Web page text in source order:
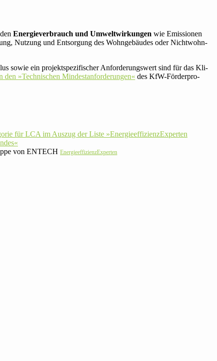
Ener­gie­ver­brauch und Umwelt­wir­kungen wie Emis­sionen
Nutzung und Ent­sor­gung des Wohn­ge­bäudes oder Nicht­wohn­
sowie ein pro­jekt­spe­zi­fi­scher Anfor­de­rungs­wert sind für das Kli­
den »Tech­ni­schen Min­dest­an­for­de­rungen« des KfW-För­der­pro­
von ENTECH Ener­gie­ef­fi­zi­enz­Ex­perten